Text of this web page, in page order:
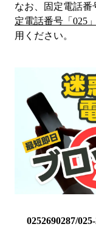
なお、固定電話番
定電話番号「 025
用ください。
0252690287/